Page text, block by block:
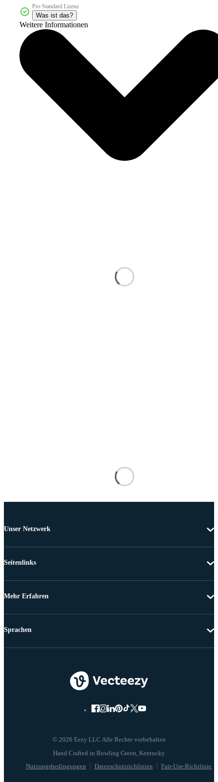
Pro Standard Lizenz
Was ist das?
Weitere Informationen
Unser Netzwerk
Seitenlinks
Mehr Erfahren
© 2026 Eezy LLC Alle Rechte vorbehalten
Nutzungsbedingungen Datenschutzrichlinien Fair-Use-Richtlinie
Sprachen